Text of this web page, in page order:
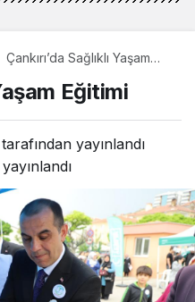
Çankırı’da Sağlıklı Yaşam
Eğitimi
tarafından yayınlandı
yayınlandı